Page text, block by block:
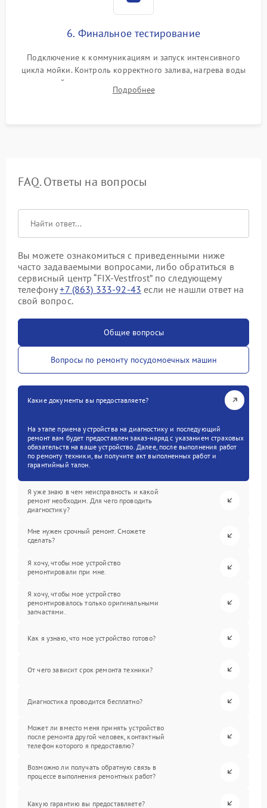
6. Финальное тестирование
Подключение к коммуникациям и запуск интенсивного
цикла мойки. Контроль корректного залива, нагрева воды
до нужной температуры, отсутствия посторонних шумов,
штатного слива и абсолютной сухости в поддоне.
Подробнее
FAQ. Ответы на вопросы
Вы можете ознакомиться с приведенными ниже
часто задаваемыми вопросами, либо обратиться в
сервисный центр “FIX-Vestfrost” по следующему
телефону+7 (863) 333-92-43 если не нашли ответ на
свой вопрос.
Общие вопросы
Вопросы по ремонту посудомоечных машин
Какие документы вы предоставляете?
На этапе приема устройства на диагностику и последующий
ремонт вам будет предоставлен заказ-наряд с указанием страховых
обязательств на ваше устройство. Далее, после выполнения работ
по ремонту техники, вы получите акт выполненных работ и
гарантийный талон.
Я уже знаю в чем неисправность и какой
ремонт необходим. Для чего проводить
диагностику?
Мне нужен срочный ремонт. Сможете
сделать?
Я хочу, чтобы мое устройство
ремонтировали при мне.
Я хочу, чтобы мое устройство
ремонтировалось только оригинальными
запчастями.
Как я узнаю, что мое устройство готово?
От чего зависит срок ремонта техники?
Диагностика проводится бесплатно?
Может ли вместо меня принять устройство
после ремонта другой человек, контактный
телефон которого я предоставлю?
Возможно ли получать обратную связь в
процессе выполнения ремонтных работ?
Какую гарантию вы предоставляете?